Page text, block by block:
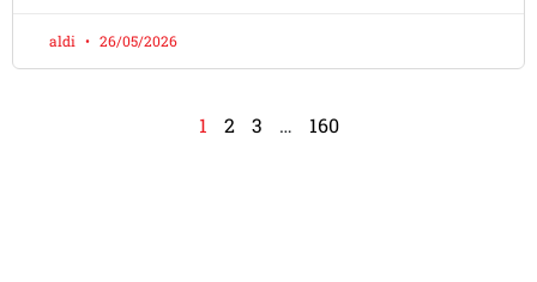
aldi 26/05/2026
1 2 3 … 160